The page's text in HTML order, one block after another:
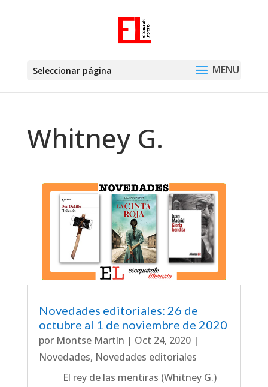
Seleccionar página
Whitney G.
Novedades editoriales: 26 de
octubre al 1 de noviembre de 2020
por Montse Martín | Oct 24, 2020|
Novedades, Novedades editoriales
El rey de las mentiras (Whitney G.)